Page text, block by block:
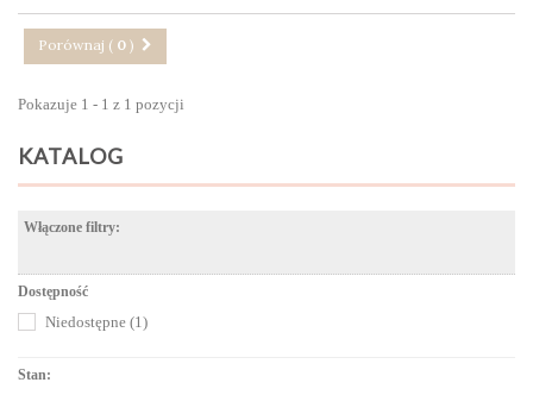
Porównaj ( 0 )
Pokazuje 1 - 1 z 1 pozycji
KATALOG
Włączone filtry:
Dostępność
Niedostępne (1)
Stan: